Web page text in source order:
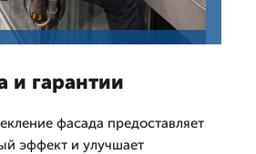
и гарантии
фасада предоставляет
эффект и улучшает